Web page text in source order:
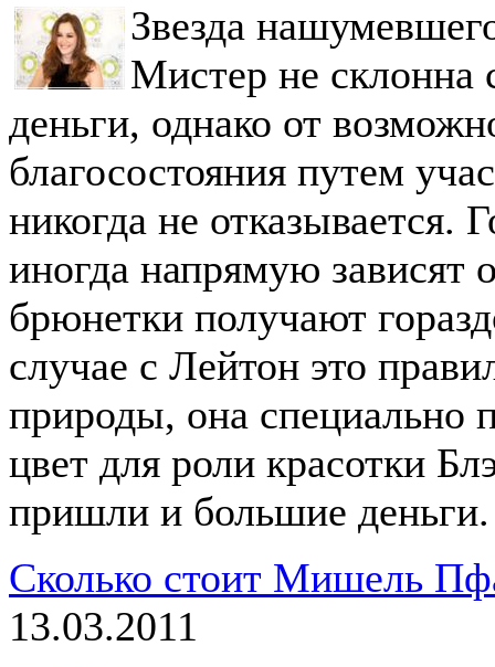
Звезда
Мистер не склонна
деньги, однако от
благосостояния путем
никогда не отказывается.
иногда напрямую зависят
брюнетки получают
случае с Лейтон это
природы, она специально
цвет для роли красотки
пришли и большие деньги.
Сколько стоит Мишель
13.03.2011